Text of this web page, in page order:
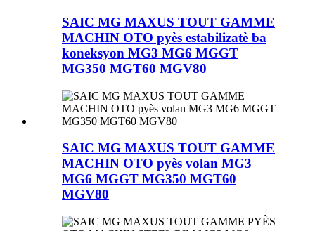
SAIC MG MAXUS TOUT GAMME
MACHIN OTO pyès estabilizatè ba
koneksyon MG3 MG6 MGGT
MG350 MGT60 MGV80
SAIC MG MAXUS TOUT GAMME
MACHIN OTO pyès volan MG3
MG6 MGGT MG350 MGT60
MGV80